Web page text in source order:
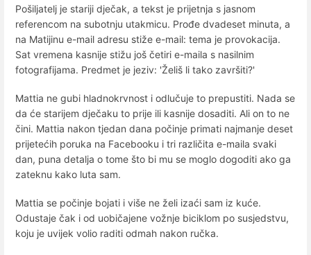
Pošiljatelj je stariji dječak, a tekst je prijetnja s jasnom
referencom na subotnju utakmicu. Prođe dvadeset minuta, a
na Matijinu e-mail adresu stiže e-mail: tema je provokacija.
Sat vremena kasnije stižu još četiri e-maila s nasilnim
fotografijama. Predmet je jeziv: 'Želiš li tako završiti?'
Mattia ne gubi hladnokrvnost i odlučuje to prepustiti. Nada se
da će starijem dječaku to prije ili kasnije dosaditi. Ali on to ne
čini. Mattia nakon tjedan dana počinje primati najmanje deset
prijetećih poruka na Facebooku i tri različita e-maila svaki
dan, puna detalja o tome što bi mu se moglo dogoditi ako ga
zateknu kako luta sam.
Mattia se počinje bojati i više ne želi izaći sam iz kuće.
Odustaje čak i od uobičajene vožnje biciklom po susjedstvu,
koju je uvijek volio raditi odmah nakon ručka.